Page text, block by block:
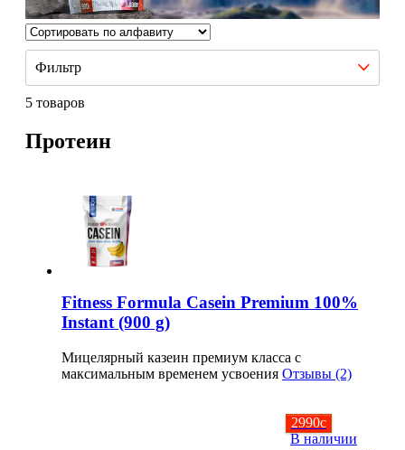
НАЗАД
НАЗАД
Антиоксиданты
Борьба со стрессом
НАЗАД
Адаптогены и Ноотропы
Trace Minerals
USN
Vitauct
WTF LABZ
Фильтр
5 товаров
Протеин
2990c
В наличии
Fitness Formula Casein Premium 100%
Instant (900 g)
Мицелярный казеин премиум класса с
максимальным временем усвоения Отзывы (2)